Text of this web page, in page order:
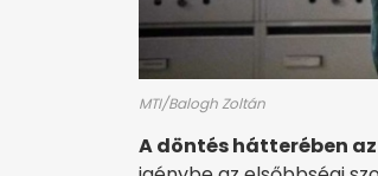
MTI/Balogh Zoltán
A döntés hátterében